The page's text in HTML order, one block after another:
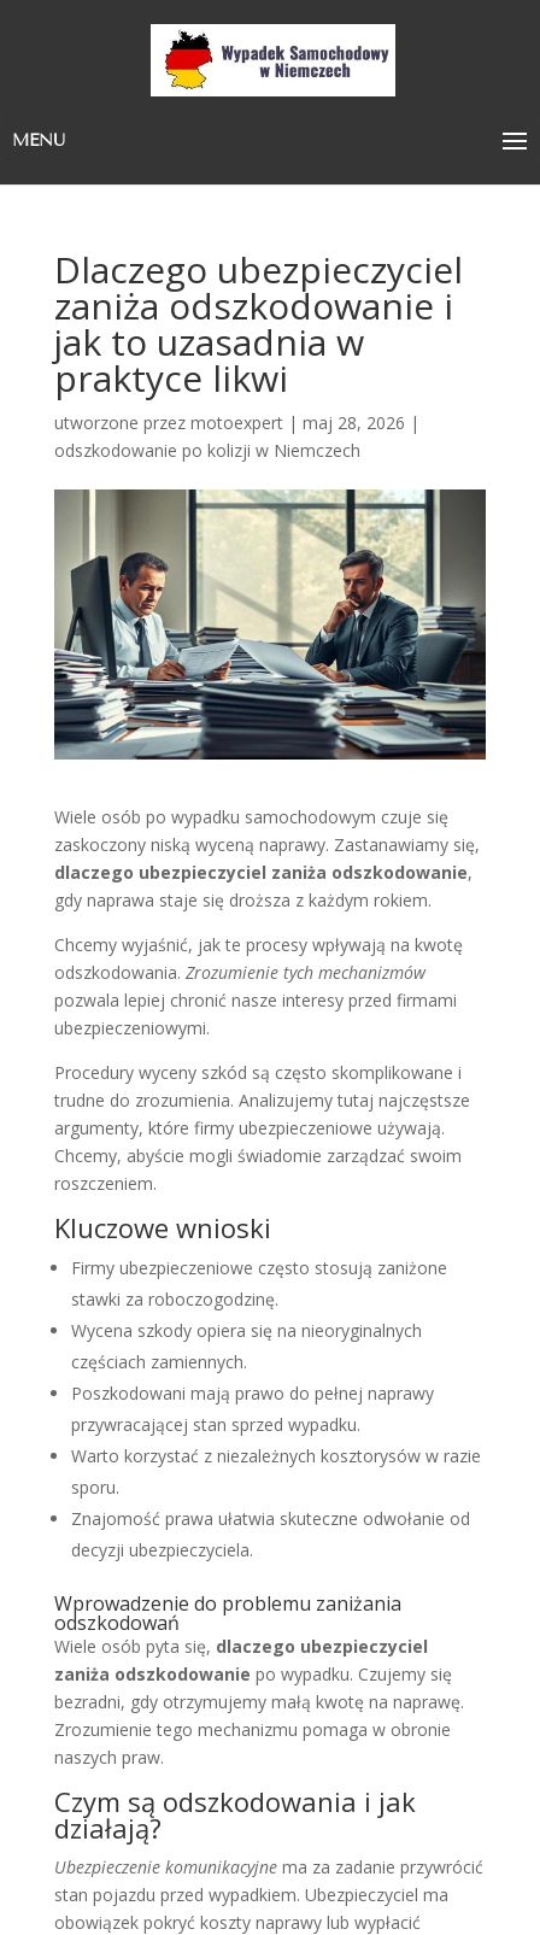
MENU
Dlaczego ubezpieczyciel
zaniża odszkodowanie i
jak to uzasadnia w
praktyce likwi
utworzone przez motoexpert| maj 28, 2026 |
odszkodowanie po kolizji w Niemczech
Wiele osób po wypadku samochodowym czuje się
zaskoczony niską wyceną naprawy. Zastanawiamy się,
dlaczego ubezpieczyciel zaniża odszkodowanie,
gdy naprawa staje się droższa z każdym rokiem.
Chcemy wyjaśnić, jak te procesy wpływają na kwotę
odszkodowania. Zrozumienie tych mechanizmów
pozwala lepiej chronić nasze interesy przed firmami
ubezpieczeniowymi.
Procedury wyceny szkód są często skomplikowane i
trudne do zrozumienia. Analizujemy tutaj najczęstsze
argumenty, które firmy ubezpieczeniowe używają.
Chcemy, abyście mogli świadomie zarządzać swoim
roszczeniem.
Kluczowe wnioski
Firmy ubezpieczeniowe często stosują zaniżone
stawki za roboczogodzinę.
Wycena szkody opiera się na nieoryginalnych
częściach zamiennych.
Poszkodowani mają prawo do pełnej naprawy
przywracającej stan sprzed wypadku.
Warto korzystać z niezależnych kosztorysów w razie
sporu.
Znajomość prawa ułatwia skuteczne odwołanie od
decyzji ubezpieczyciela.
Wprowadzenie do problemu zaniżania
odszkodowań
Wiele osób pyta się, dlaczego ubezpieczyciel
zaniża odszkodowanie po wypadku. Czujemy się
bezradni, gdy otrzymujemy małą kwotę na naprawę.
Zrozumienie tego mechanizmu pomaga w obronie
naszych praw.
Czym są odszkodowania i jak
działają?
Ubezpieczenie komunikacyjnema za zadanie przywrócić
stan pojazdu przed wypadkiem. Ubezpieczyciel ma
obowiązek pokryć koszty naprawy lub wypłacić